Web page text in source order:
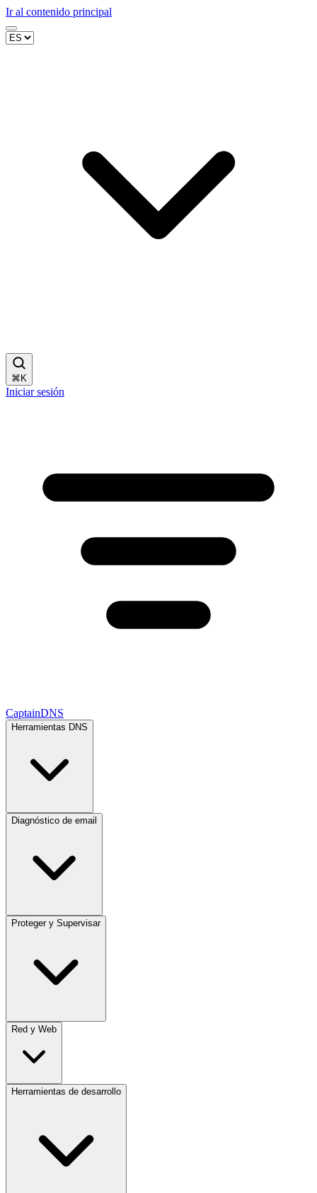
Ir al contenido principal
⌘ K
Iniciar sesión
CaptainDNS
Herramientas DNS
Diagnóstico de email
Proteger y Supervisar
Red y Web
Herramientas de desarrollo